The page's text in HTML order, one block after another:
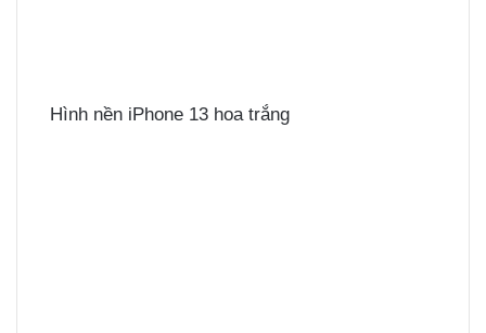
Hình nền iPhone 13 hoa trắng